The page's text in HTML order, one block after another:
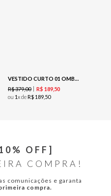
VESTIDO CURTO 01 OMBRO-DOURADO / MARROM
R$379,00 R$ 189 50
ou 1x deR$ 189 50
OFF]
COMPRA!
comunicações e garanta
compra.